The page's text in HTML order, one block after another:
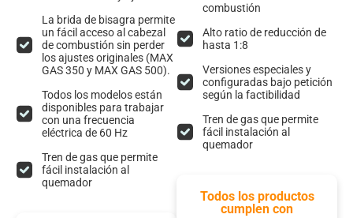
La brida de bisagra permite
un fácil acceso al cabezal
de combustión sin perder
los ajustes originales (MAX
GAS 350 y MAX GAS 500).
Todos los modelos están
disponibles para trabajar
con una frecuencia
eléctrica de 60 Hz
Tren de gas que permite
fácil instalación al
quemador
combustión
Alto ratio de reducción de
hasta 1:8
Versiones especiales y
configuradas bajo petición
según la factibilidad
Tren de gas que permite
fácil instalación al
quemador
Todos los productos
cumplen con